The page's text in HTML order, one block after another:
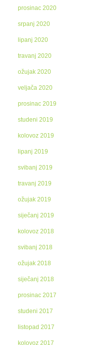
prosinac 2020
srpanj 2020
lipanj 2020
travanj 2020
ožujak 2020
veljača 2020
prosinac 2019
studeni 2019
kolovoz 2019
lipanj 2019
svibanj 2019
travanj 2019
ožujak 2019
siječanj 2019
kolovoz 2018
svibanj 2018
ožujak 2018
siječanj 2018
prosinac 2017
studeni 2017
listopad 2017
kolovoz 2017